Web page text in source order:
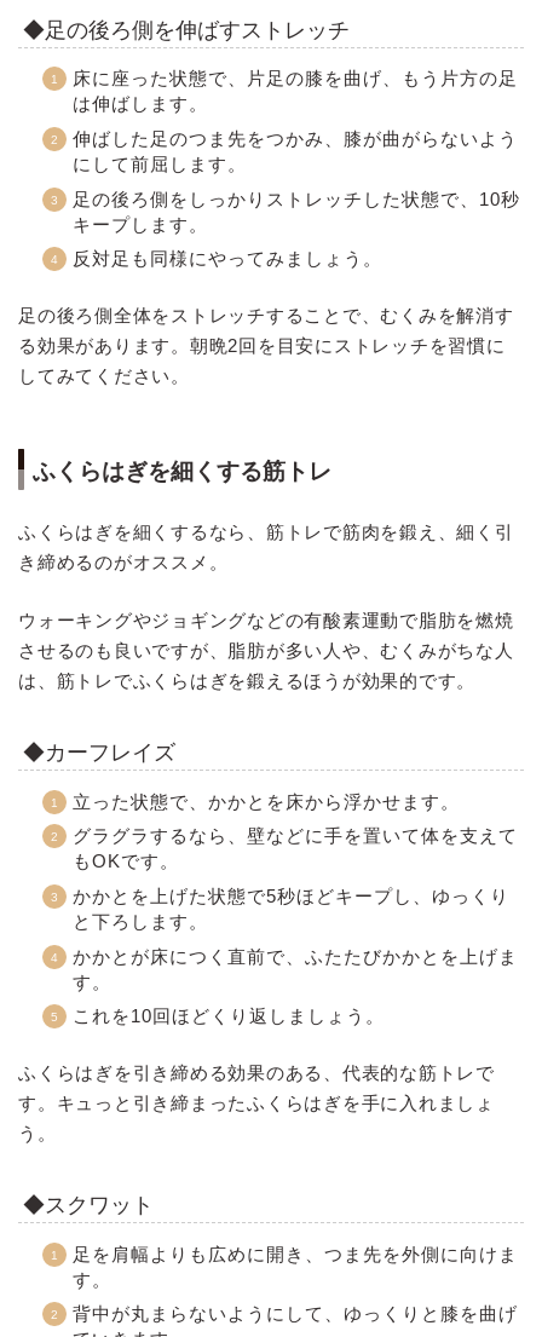
◆足の後ろ側を伸ばすストレッチ
床に座った状態で、片足の膝を曲げ、もう片方の足
は伸ばします。
伸ばした足のつま先をつかみ、膝が曲がらないよう
にして前屈します。
足の後ろ側をしっかりストレッチした状態で、10秒
キープします。
反対足も同様にやってみましょう。
足の後ろ側全体をストレッチすることで、むくみを解消す
る効果があります。朝晩2回を目安にストレッチを習慣に
してみてください。
ふくらはぎを細くする筋トレ
ふくらはぎを細くするなら、筋トレで筋肉を鍛え、細く引
き締めるのがオススメ。
ウォーキングやジョギングなどの有酸素運動で脂肪を燃焼
させるのも良いですが、脂肪が多い人や、むくみがちな人
は、筋トレでふくらはぎを鍛えるほうが効果的です。
◆カーフレイズ
立った状態で、かかとを床から浮かせます。
グラグラするなら、壁などに手を置いて体を支えて
もOKです。
かかとを上げた状態で5秒ほどキープし、ゆっくり
と下ろします。
かかとが床につく直前で、ふたたびかかとを上げま
す。
これを10回ほどくり返しましょう。
ふくらはぎを引き締める効果のある、代表的な筋トレで
す。キュっと引き締まったふくらはぎを手に入れましょ
う。
◆スクワット
足を肩幅よりも広めに開き、つま先を外側に向けま
す。
背中が丸まらないようにして、ゆっくりと膝を曲げ